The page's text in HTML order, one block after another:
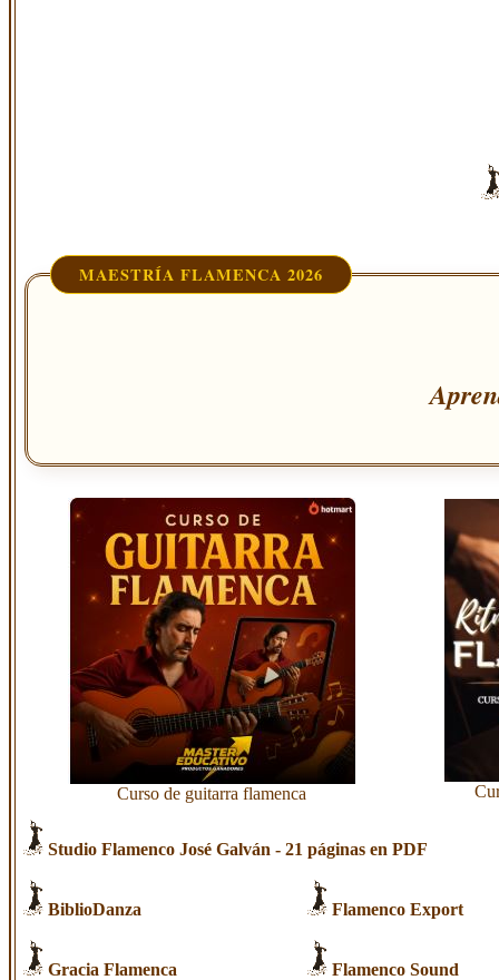
MAESTRÍA FLAMENCA 2026
Curso de guitarra flamenca
Studio Flamenco José Galván - 21 páginas en PDF
BiblioDanza Flamenco Export
Gracia Flamenca Flamenco Sound